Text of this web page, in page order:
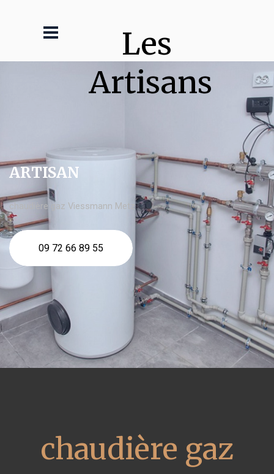
Les
Artisans
ARTISAN
chaudière gaz Viessmann Metz
09 72 66 89 55
chaudière gaz